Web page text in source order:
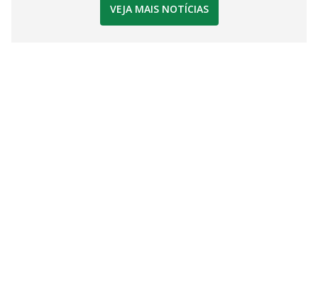
VEJA MAIS NOTÍCIAS